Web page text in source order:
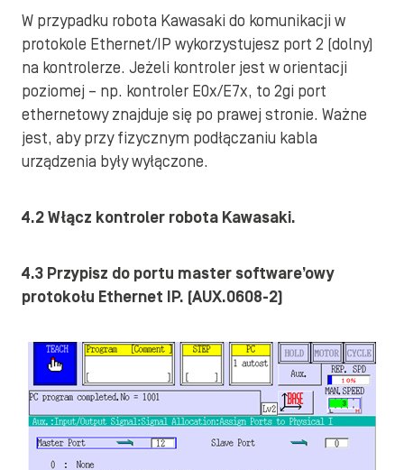
W przypadku robota Kawasaki do komunikacji w
protokole Ethernet/IP wykorzystujesz port 2 (dolny)
na kontrolerze. Jeżeli kontroler jest w orientacji
poziomej – np. kontroler E0x/E7x, to 2gi port
ethernetowy znajduje się po prawej stronie. Ważne
jest, aby przy fizycznym podłączaniu kabla
urządzenia były wyłączone.
4.2 Włącz kontroler robota Kawasaki.
4.3 Przypisz do portu master software’owy
protokołu Ethernet IP. (AUX.0608-2)